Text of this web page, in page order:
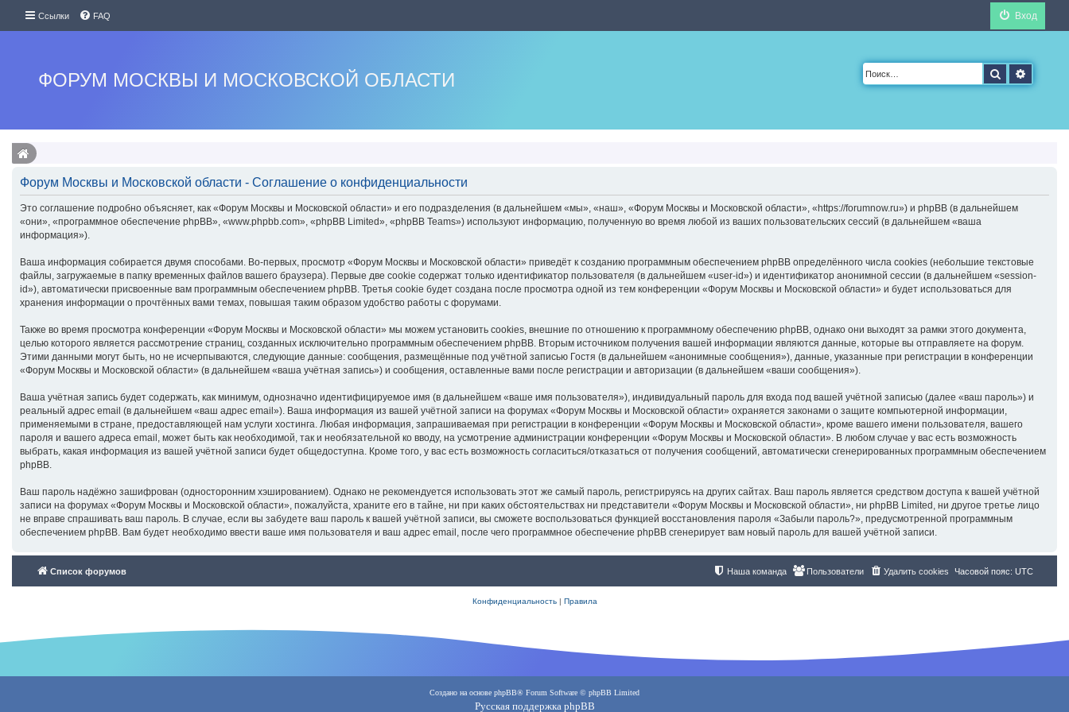
Ссылки FAQ Вход
ФОРУМ МОСКВЫ И МОСКОВСКОЙ ОБЛАСТИ Поиск
Форум Москвы и Московской области - Соглашение о конфиденциальности
Это соглашение подробно объясняет, как «Форум Москвы и Московской области» и его подразделения (в дальнейшем «мы», «наш», «Форум Москвы и Московской области», «https://forumnow.ru») и phpBB (в дальнейшем
«они», «программное обеспечение phpBB», «www.phpbb.com», «phpBB Limited», «phpBB Teams») используют информацию, полученную во время любой из ваших пользовательских сессий (в дальнейшем «ваша
информация»).
Ваша информация собирается двумя способами. Во-первых, просмотр «Форум Москвы и Московской области» приведёт к созданию программным обеспечением phpBB определённого числа cookies (небольшие текстовые
файлы, загружаемые в папку временных файлов вашего браузера). Первые две cookie содержат только идентификатор пользователя (в дальнейшем «user-id») и идентификатор анонимной сессии (в дальнейшем «session-
id»), автоматически присвоенные вам программным обеспечением phpBB. Третья cookie будет создана после просмотра одной из тем конференции «Форум Москвы и Московской области» и будет использоваться для
хранения информации о прочтённых вами темах, повышая таким образом удобство работы с форумами.
Также во время просмотра конференции «Форум Москвы и Московской области» мы можем установить cookies, внешние по отношению к программному обеспечению phpBB, однако они выходят за рамки этого документа,
целью которого является рассмотрение страниц, созданных исключительно программным обеспечением phpBB. Вторым источником получения вашей информации являются данные, которые вы отправляете на форум.
Этими данными могут быть, но не исчерпываются, следующие данные: сообщения, размещённые под учётной записью Гостя (в дальнейшем «анонимные сообщения»), данные, указанные при регистрации в конференции
«Форум Москвы и Московской области» (в дальнейшем «ваша учётная запись») и сообщения, оставленные вами после регистрации и авторизации (в дальнейшем «ваши сообщения»).
Ваша учётная запись будет содержать, как минимум, однозначно идентифицируемое имя (в дальнейшем «ваше имя пользователя»), индивидуальный пароль для входа под вашей учётной записью (далее «ваш пароль») и
реальный адрес email (в дальнейшем «ваш адрес email»). Ваша информация из вашей учётной записи на форумах «Форум Москвы и Московской области» охраняется законами о защите компьютерной информации,
применяемыми в стране, предоставляющей нам услуги хостинга. Любая информация, запрашиваемая при регистрации в конференции «Форум Москвы и Московской области», кроме вашего имени пользователя, вашего
пароля и вашего адреса email, может быть как необходимой, так и необязательной ко вводу, на усмотрение администрации конференции «Форум Москвы и Московской области». В любом случае у вас есть возможность
выбрать, какая информация из вашей учётной записи будет общедоступна. Кроме того, у вас есть возможность согласиться/отказаться от получения сообщений, автоматически сгенерированных программным обеспечением
phpBB.
Ваш пароль надёжно зашифрован (односторонним хэшированием). Однако не рекомендуется использовать этот же самый пароль, регистрируясь на других сайтах. Ваш пароль является средством доступа к вашей учётной
записи на форумах «Форум Москвы и Московской области», пожалуйста, храните его в тайне, ни при каких обстоятельствах ни представители «Форум Москвы и Московской области», ни phpBB Limited, ни другое третье лицо
не вправе спрашивать ваш пароль. В случае, если вы забудете ваш пароль к вашей учётной записи, вы сможете воспользоваться функцией восстановления пароля «Забыли пароль?», предусмотренной программным
обеспечением phpBB. Вам будет необходимо ввести ваше имя пользователя и ваш адрес email, после чего программное обеспечение phpBB сгенерирует вам новый пароль для вашей учётной записи.
Список форумов Часовой пояс: UTC
Удалить cookies
Пользователи
Наша команда
Конфиденциальность| Правила
Создано на основе phpBB® Forum Software © phpBB Limited
Русская поддержка phpBB